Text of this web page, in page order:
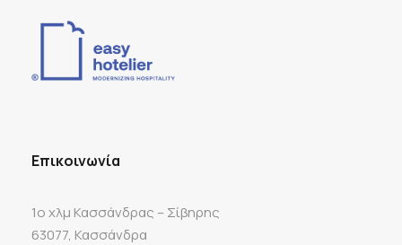
Επικοινωνία
1ο χλμ Κασσάνδρας – Σίβηρης
63077, Κασσάνδρα